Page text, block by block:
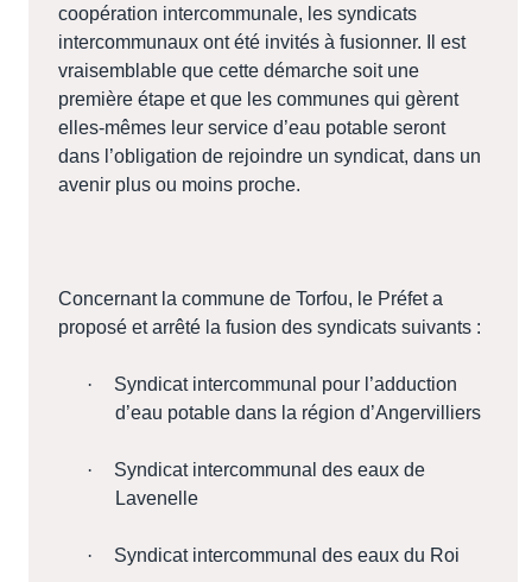
coopération intercommunale, les syndicats
intercommunaux ont été invités à fusionner. Il est
vraisemblable que cette démarche soit une
première étape et que les communes qui gèrent
elles-mêmes leur service d’eau potable seront
dans l’obligation de rejoindre un syndicat, dans un
avenir plus ou moins proche.
Concernant la commune de Torfou, le Préfet a
proposé et arrêté la fusion des syndicats suivants :
·
Syndicat intercommunal pour l’adduction
d’eau potable dans la région d’Angervilliers
·
Syndicat intercommunal des eaux de
Lavenelle
· Syndicat intercommunal des eaux du Roi